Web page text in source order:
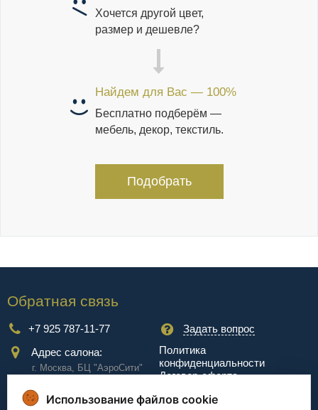
Хочется другой цвет,
размер и дешевле?
Найдем для Вас — 100%
Бесплатно подберём —
мебель, декор, текстиль.
Подобрать
Обратная связь
+7 925 787-11-77
Задать вопрос
Адрес салона:
г. Москва, БЦ "АэроCити"
Куркинское ш., стр.2, 17
этаж
Политика
конфиденциальности
Договор-оферта
Использование файлов cookie